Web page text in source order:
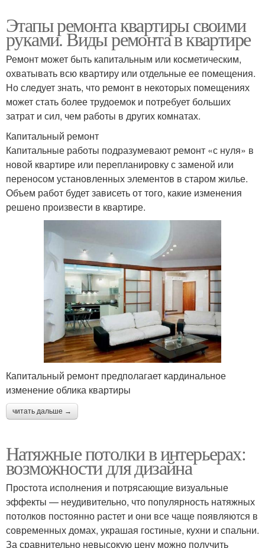
Этапы ремонта квартиры своими
руками. Виды ремонта в квартире
Ремонт может быть капитальным или косметическим,
охватывать всю квартиру или отдельные ее помещения.
Но следует знать, что ремонт в некоторых помещениях
может стать более трудоемок и потребует больших
затрат и сил, чем работы в других комнатах.
Капитальный ремонт
Капитальные работы подразумевают ремонт «с нуля» в
новой квартире или перепланировку с заменой или
переносом установленных элементов в старом жилье.
Объем работ будет зависеть от того, какие изменения
решено произвести в квартире.
Капитальный ремонт предполагает кардинальное
изменение облика квартиры
читать дальше →
Натяжные потолки в интерьерах:
возможности для дизайна
Простота исполнения и потрясающие визуальные
эффекты — неудивительно, что популярность натяжных
потолков постоянно растет и они все чаще появляются в
современных домах, украшая гостиные, кухни и спальни.
За сравнительно невысокую цену можно получить